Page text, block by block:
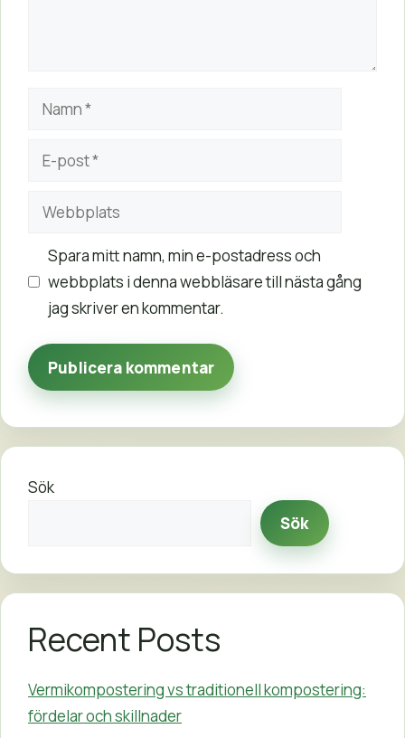
Namn
Webbplats
Spara mitt namn, min e-postadress och
webbplats i denna webbläsare till nästa gång
jag skriver en kommentar.
Sök
Sök
Recent Posts
Vermikompostering vs traditionell kompostering:
fördelar och skillnader